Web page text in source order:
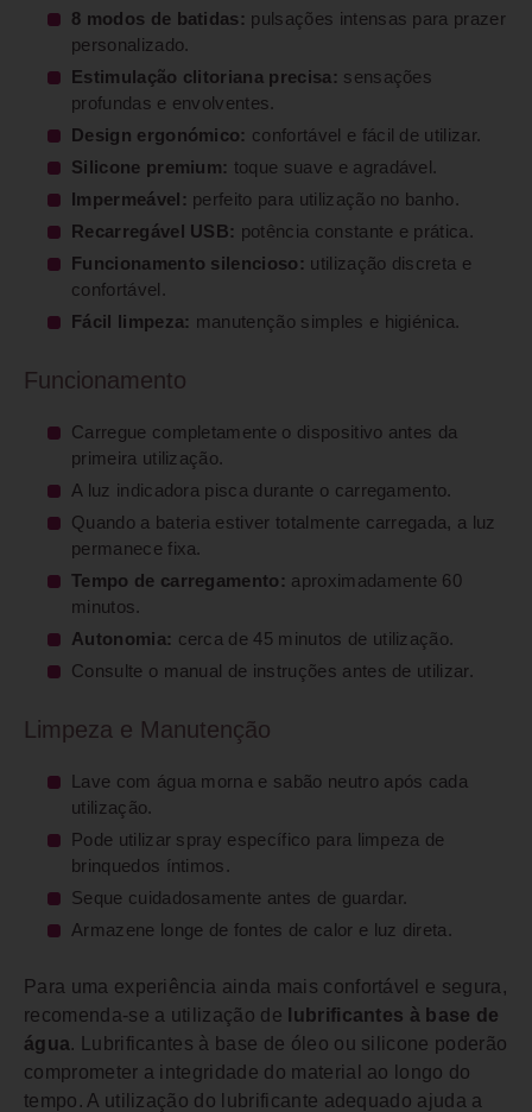
8 modos de batidas: pulsações intensas para prazer
personalizado.
Estimulação clitoriana precisa: sensações
profundas e envolventes.
Design ergonómico: confortável e fácil de utilizar.
Silicone premium: toque suave e agradável.
Impermeável: perfeito para utilização no banho.
Recarregável USB: potência constante e prática.
Funcionamento silencioso: utilização discreta e
confortável.
Fácil limpeza: manutenção simples e higiénica.
Funcionamento
Carregue completamente o dispositivo antes da
primeira utilização.
A luz indicadora pisca durante o carregamento.
Quando a bateria estiver totalmente carregada, a luz
permanece fixa.
Tempo de carregamento: aproximadamente 60
minutos.
Autonomia: cerca de 45 minutos de utilização.
Consulte o manual de instruções antes de utilizar.
Limpeza e Manutenção
Lave com água morna e sabão neutro após cada
utilização.
Pode utilizar spray específico para limpeza de
brinquedos íntimos.
Seque cuidadosamente antes de guardar.
Armazene longe de fontes de calor e luz direta.
Para uma experiência ainda mais confortável e segura,
recomenda-se a utilização de
lubrificantes à base de
água. Lubrificantes à base de óleo ou silicone poderão
comprometer a integridade do material ao longo do
tempo. A utilização do lubrificante adequado ajuda a